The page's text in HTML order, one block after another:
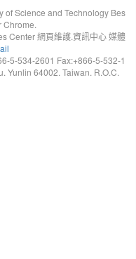
of Science and Technology Bes
Chrome.
Center 網頁維護.資訊中心 媒體
5-534-2601 Fax:+866-5-532-1
Yunlin 64002. Taiwan. R.O.C.